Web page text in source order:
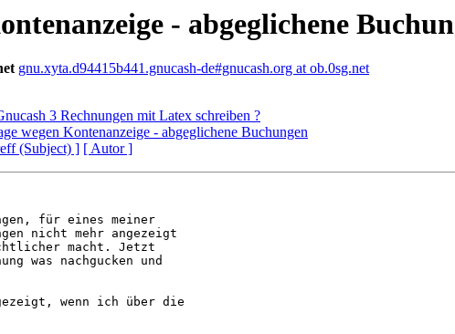
- abgeglichene
gnu.xyta.d94415b441.gnucash-de#gnucash.org at ob.0sg.net
3 Rechnungen mit Latex schreiben ?
wegen Kontenanzeige - abgeglichene Buchungen
(Subject) ] [ Autor ]
für eines meiner
nicht mehr angezeigt
macht. Jetzt
was nachgucken und
wenn ich über die